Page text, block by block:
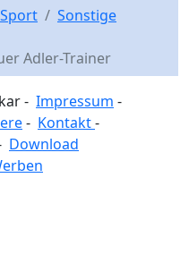
Sport
Sonstige
Adler-Trainer
- Impressum -
- Kontakt-
Download